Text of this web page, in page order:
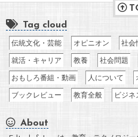
Tag cloud
伝統文化・芸能 オピニオン 社会
就活・キャリア 教養 社会問題
おもしろ番組・動画 人について
ブックレビュー 教育全般 ビジネ
About